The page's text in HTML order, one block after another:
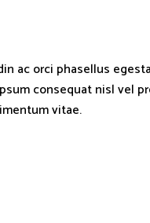
ac orci phasellus
consequat nisl vel
vitae.